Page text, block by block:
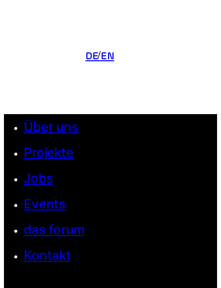
EN
DE
Über uns
Projekte
Jobs
Events
das forum
Kontakt